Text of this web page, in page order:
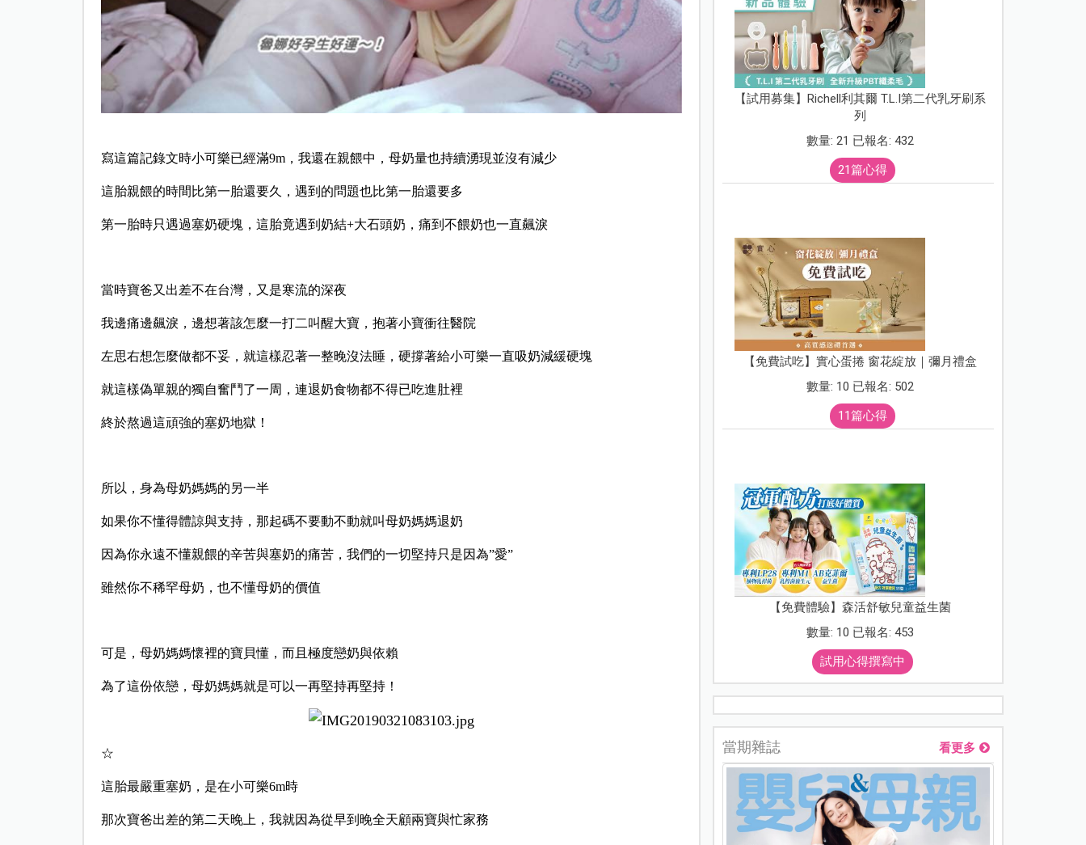
寫這篇記錄文時小可樂已經滿9m，我還在親餵中，母奶量也持續湧現並沒有減少
這胎親餵的時間比第一胎還要久，遇到的問題也比第一胎還要多
第一胎時只遇過塞奶硬塊，這胎竟遇到奶結+大石頭奶，痛到不餵奶也一直飆淚
當時寶爸又出差不在台灣，又是寒流的深夜
我邊痛邊飆淚，邊想著該怎麼一打二叫醒大寶，抱著小寶衝往醫院
左思右想怎麼做都不妥，就這樣忍著一整晚沒法睡，硬撐著給小可樂一直吸奶減緩硬塊
就這樣偽單親的獨自奮鬥了一周，連退奶食物都不得已吃進肚裡
終於熬過這頑強的塞奶地獄！
所以，身為母奶媽媽的另一半
如果你不懂得體諒與支持，那起碼不要動不動就叫母奶媽媽退奶
因為你永遠不懂親餵的辛苦與塞奶的痛苦，我們的一切堅持只是因為”愛”
雖然你不稀罕母奶，也不懂母奶的價值
可是，母奶媽媽懷裡的寶貝懂，而且極度戀奶與依賴
為了這份依戀，母奶媽媽就是可以一再堅持再堅持！
☆
這胎最嚴重塞奶，是在小可樂6m時
那次寶爸出差的第二天晚上，我就因為從早到晚全天顧兩寶與忙家務
【試用募集】Richell利其爾 T.L.I第二代乳牙刷系
列
數量: 21 已報名: 432
21篇心得
【免費試吃】實心蛋捲 窗花綻放｜彌月禮盒
數量: 10 已報名: 502
11篇心得
【免費體驗】森活舒敏兒童益生菌
數量: 10 已報名: 453
試用心得撰寫中
當期雜誌 看更多